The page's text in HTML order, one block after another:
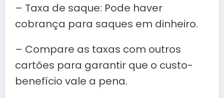
– Taxa de saque: Pode haver
cobrança para saques em dinheiro.
– Compare as taxas com outros
cartões para garantir que o custo-
benefício vale a pena.